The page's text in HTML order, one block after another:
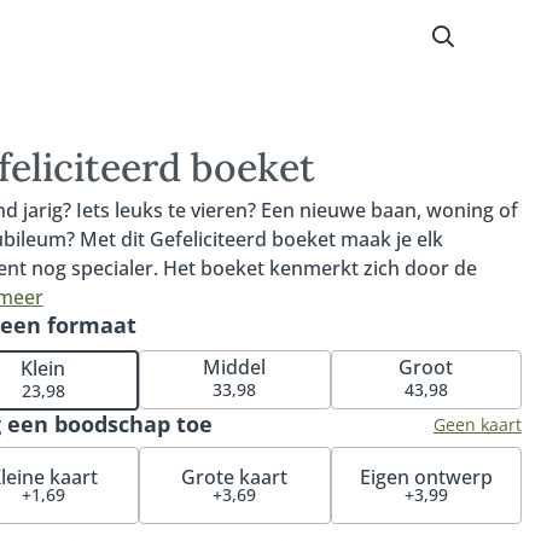
boeket
jarig? Iets leuks te vieren? Een nieuwe baan, woning of
Met dit Gefeliciteerd boeket maak je elk
nog specialer. Het boeket kenmerkt zich door de
en opvallende kleuren en zorgt gegarandeerd voor
op het gezicht van de ontvanger. Een prachtig
en met recht één van onze bestsellers. Tip: bestel een
vaas en maak de verrassing compleet. Wil je
echt verwennen? Onze luxueuze bonbons of heerlijke
maken dit cadeau helemaal af.
formaat
Klein
23,98
Middel
33,98
Groot
43,98
een boodschap toe Geen kaart
kaart
+1,69
Grote kaart
+3,69
Eigen ontwerp
+3,99